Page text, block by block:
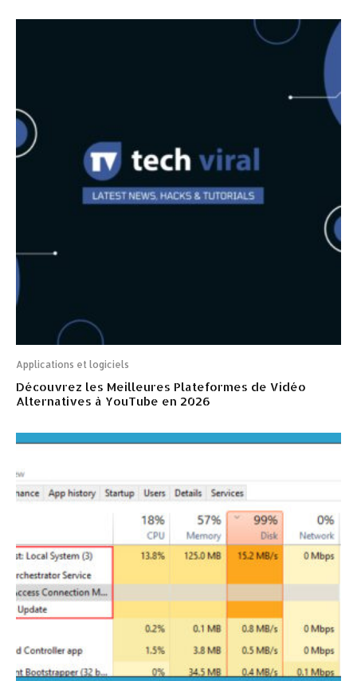
Applications et logiciels
Découvrez les Meilleures Plateformes de Vidéo
Alternatives à YouTube en 2026